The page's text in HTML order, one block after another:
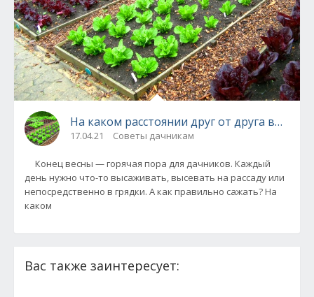
На каком расстоянии друг от друга
17.04.21 Советы дачникам
Конец весны — горячая пора для дачников. Каждый
день нужно что-то высаживать, высевать на рассаду или
непосредственно в грядки. А как правильно сажать? На
каком
Вас также заинтересует: